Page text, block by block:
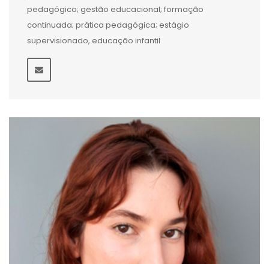
pedagógico; gestão educacional; formação
continuada; prática pedagógica; estágio
supervisionado, educação infantil